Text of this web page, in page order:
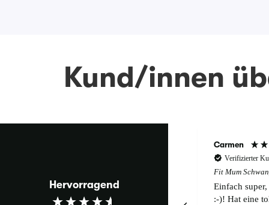
Kund/innen
Hervorragend
Carmen
Verifizierter
Fit Mum
Einfach
:-)! Hat eine